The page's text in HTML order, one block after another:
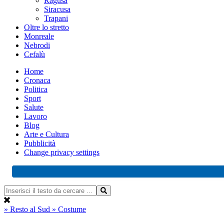
Siracusa
Trapani
Oltre lo stretto
Monreale
Nebrodi
Cefalù
Home
Cronaca
Politica
Sport
Salute
Lavoro
Blog
Arte e Cultura
Pubblicità
Change privacy settings
» Resto al Sud » Costume